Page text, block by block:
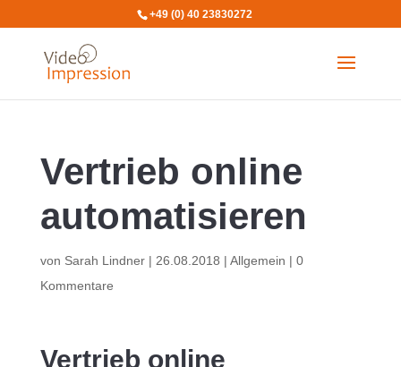
+49 (0) 40 23830272
Vertrieb online
automatisieren
von Sarah Lindner| 26.08.2018 | Allgemein | 0
Kommentare
Vertrieb online